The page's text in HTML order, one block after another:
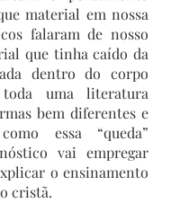
material em nossa
falaram de nosso
que tinha caído da
dentro do corpo
uma literatura
bem diferentes e
essa “queda”
vai empregar
o ensinamento
cristã.